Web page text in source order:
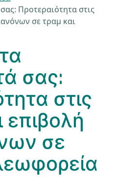
Προτεραιότητα στις
σε τραμ και
σας:
στις
επιβολή
σε